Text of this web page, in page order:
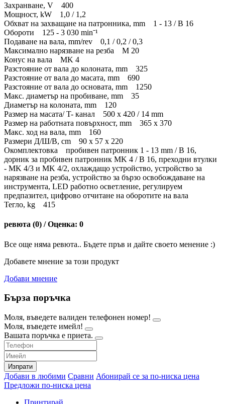
Захранване, V 400
Мощност, kW 1,0 / 1,2
Обхват на захващане на патронника, mm 1 - 13 / B 16
Обороти 125 - 3 030 minˉ¹
Подаване на вала, mm/rev 0,1 / 0,2 / 0,3
Максимално нарязване на резба M 20
Конус на вала MK 4
Разстояние от вала до колоната, mm 325
Разстояние от вала до масата, mm 690
Разстояние от вала до основата, mm 1250
Макс. диаметър на пробиване, mm 35
Диаметър на колоната, mm 120
Размер на масата/ T- канал 500 х 420 / 14 mm
Размер на работната повърхност, mm 365 х 370
Макс. ход на вала, mm 160
Размери Д/Ш/В, cm 90 х 57 х 220
Окомплектовка пробивен патронник 1 - 13 mm / B 16,
дорник за пробивен патронник MK 4 / B 16, преходни втулки
- MK 4/3 и MK 4/2, охлаждащо устройство, устройство за
нарязване на резба, устройство за бързо освобождаване на
инструмента, LED работно осветление, регулируем
предпазител, цифрово отчитане на оборотите на вала
Тегло, kg 415
ревюта (0) / Оценка: 0
Все още няма ревюта.. Бъдете пръв и дайте своето менение :)
Добавете мнение за този продукт
Добави мнение
Бърза поръчка
Моля, въведете валиден телефонен номер!
Моля, въведете имейл!
Вашата поръчка е приета.
Изпрати
Добави в любими Сравни Абонирай се за по-ниска цена
Предложи по-ниска цена
Принтирай